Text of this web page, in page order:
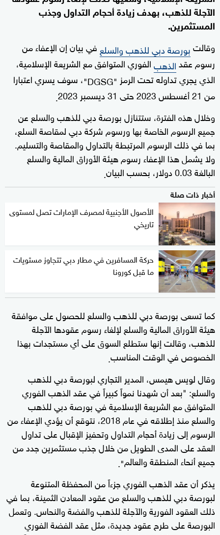
الآجلة للذهب، بهدف زيادة أحجام التداول وجذب
المستثمرين.
وقالتبورصة دبي للذهب والسلع في بيان إن الإعفاء من
رسوم عقدالذهبالفوري المتوافق مع الشريعة الإسلامية،
الذي يجري تداوله تحت الرمز "DGSG"
، سوف يسري اعتبارا
من 21 أغسطس 2023 حتى 31 ديسمبر 2023
.
وخلال هذه الفترة، ستتنازل بورصة دبي للذهب والسلع عن
جميع الرسوم الخاصة بها ورسوم شركة دبي لمقاصة السلع،
بما في ذلك الرسوم المرتبطة بالتداول والمقاصة والتسليم.
ولا يشمل هذا الإعفاء رسوم هيئة الأوراق المالية والسلع
البالغة 0.03 دولار، بحسب البيان
.
أخبار ذات صلة
الأصول الأجنبية لمصرف الإمارات تصل لمستوى
تاريخي
حركة المسافرين في مطار دبي تتجاوز مستويات
ما قبل كورونا
كما تسعى بورصة دبي للذهب والسلع للحصول على موافقة
هيئة الأوراق المالية والسلع لإلغاء رسوم عقودها الآجلة
للذهب، وقالت إنها ستطلع السوق على أي مستجدات بهذا
الخصوص في الوقت المناسب.
وقال لويس هيمس، المدير التجاري لبورصة دبي للذهب
والسلع: "بعد أن شهدنا نمواً كبيراً في عقد الذهب الفوري
المتوافق مع الشريعة الإسلامية في بورصة دبي للذهب
والسلع منذ إطلاقه في عام 2018، نتوقع أن يؤدي الإعفاء من
الرسوم إلى زيادة أحجام التداول وتحفيز الإقبال على تداول
العقد على المدى الطويل من خلال جذب مستثمرين جدد من
جميع أنحاء المنطقة والعالم".
يذكر أن عقد الذهب الفوري جزءاً من المحفظة المتنوعة
لبورصة دبي للذهب والسلع من عقود المعادن الثمينة، بما في
ذلك العقود الفورية والآجلة للذهب والفضة والنحاس. وتعمل
البورصة على طرح عقود جديدة، مثل عقد الفضة الفوري